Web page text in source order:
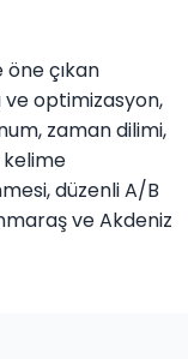
çıkan
optimizasyon,
zaman dilimi,
düzenli A/B
ve Akdeniz